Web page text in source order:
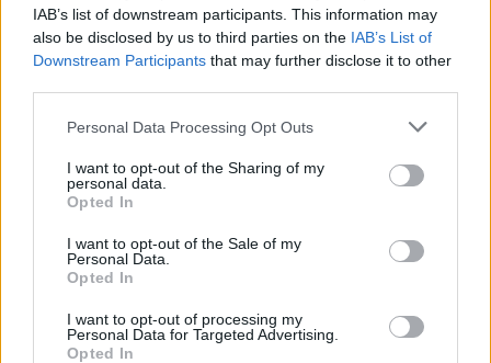
IAB’s list of downstream participants. This information may
also be disclosed by us to third parties on the IAB’s List of
Downstream Participants that may further disclose it to other
Please note that this website/app uses one or more Google
not limited to your visit or usage behaviour. You may click to
grant or deny consent to Google and its third-party tags to
use your data for below specified purposes in below Google
consent section.
Personal Data Processing Opt Outs
I want to opt-out of the Sharing of my
personal data.
Opted In
I want to opt-out of the Sale of my
Personal Data.
Opted In
I want to opt-out of processing my
Personal Data for Targeted Advertising.
Opted In
Cómo planificar tus impuestos cripto: trading, staking y más
Diego Martín · 9 Ago 2026